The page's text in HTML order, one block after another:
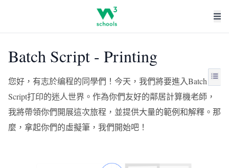
Batch Script - Printing
您好，有志於编程的同學們！今天，我們將要進入Batch
Script打印的迷人世界。作為你們友好的鄰居計算機老師，
我將帶領你們開展這次旅程，並提供大量的範例和解釋。那
麼，拿起你們的虛擬筆，我們開始吧！